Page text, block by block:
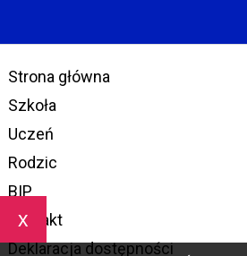
x
Strona główna
Szkoła
Uczeń
Rodzic
BIP
Kontakt
Deklaracja dostępności